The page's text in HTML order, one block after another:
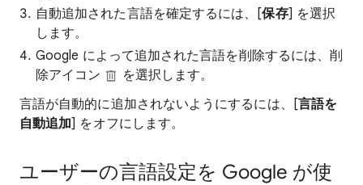
自動追加された言語を確定するには、[保存] を選択
します。
Google によって追加された言語を削除するには、削
除アイコン
を選択します。
言語が自動的に追加されないようにするには、[言語を
自動追加] をオフにします。
ユーザーの言語設定を Google が使